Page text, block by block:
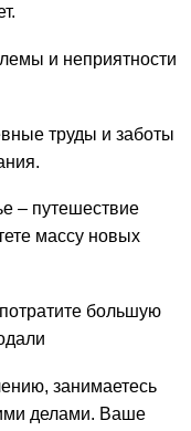
и неприятности
труды и заботы
– путешествие
массу новых
большую
занимаетесь
делами. Ваше